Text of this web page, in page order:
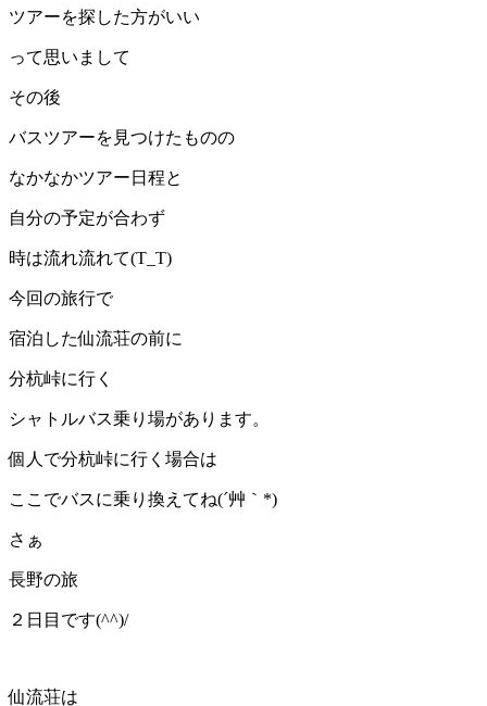
ツアーを探した方がいい
って思いまして
その後
バスツアーを見つけたものの
なかなかツアー日程と
自分の予定が合わず
時は流れ流れて(T_T)
今回の旅行で
宿泊した仙流荘の前に
分杭峠に行く
シャトルバス乗り場があります。
個人で分杭峠に行く場合は
ここでバスに乗り換えてね(´艸｀*)
さぁ
長野の旅
２日目です(^^)/
仙流荘は